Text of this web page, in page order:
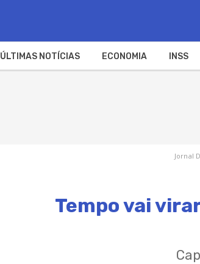
ÚLTIMAS NOTÍCIAS ECONOMIA INSS
Jornal
Tempo vai